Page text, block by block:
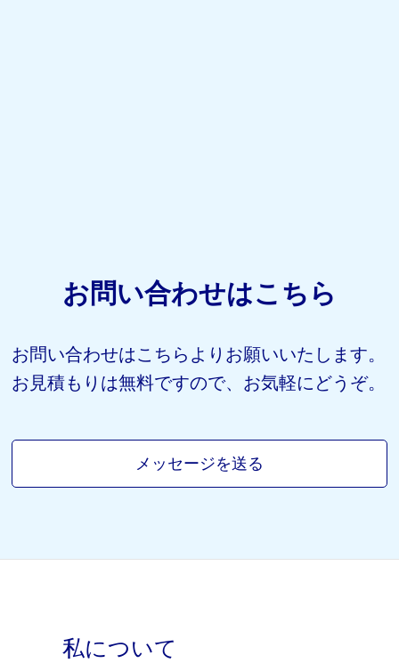
お問い合わせはこちら
お問い合わせはこちらよりお願いいたします。
お見積もりは無料ですので、お気軽にどうぞ。
メッセージを送る
私について